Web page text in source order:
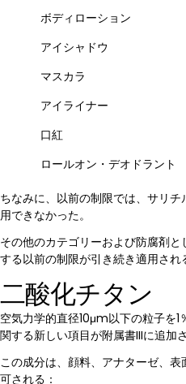
ボディローション
アイシャドウ
マスカラ
アイライナー
口紅
ロールオン・デオドラント
ちなみに、以前の制限では、サリ
用できなかった。
その他のカテゴリーおよび防腐剤
する以前の制限が引き続き適用され
二酸化チタン
空気力学的直径10μm以下の粒子を
関する新しい項目が附属書IIIに追加さ
この成分は、顔料、アナターゼ、
可される：